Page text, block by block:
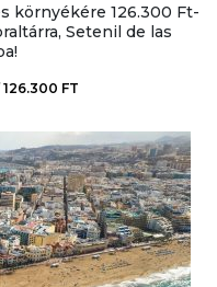
környékére 126.300 Ft-
Setenil de las
126.300 FT